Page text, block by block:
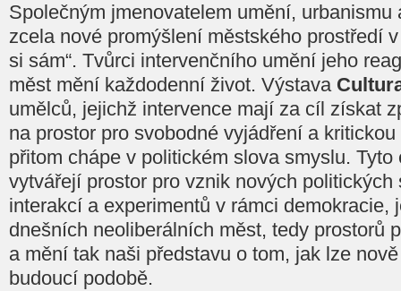
Společným jmenovatelem umění,
zcela nové promýšlení městského prostředí
si sám“. Tvůrci intervenčního umění jeho
měst mění každodenní život. Výstava
umělců, jejichž intervence mají za cíl získat
na prostor pro svobodné vyjádření a
přitom chápe v politickém slova smyslu.
vytvářejí prostor pro vznik nových
interakcí a experimentů v rámci demokracie,
dnešních neoliberálních měst, tedy prostorů
a mění tak naši představu o tom, jak lze
budoucí podobě.